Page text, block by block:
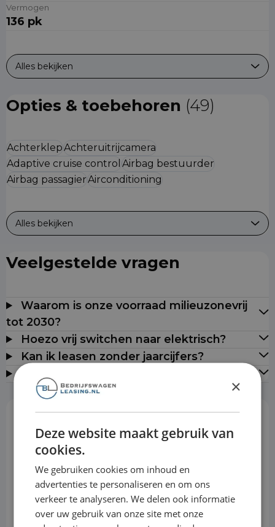
Vermogen
136 pk
Alles bekijken
Opties & toebehoren (49)
AchterklepAchteruitrijcamera
Adaptive cruise control Airbag bestuurder
Airbag passagierAirconditioning
Alles bekijken
Veelgestelde vragen
Waarom is onze voorraad milieuzonevrij
tot 2030?
Hoezo vrij switchen naar elektrisch?
Kan ik leasen zonder jaarcijfers?
Leveren jullie door heel Nederland?
Rekentool
Aanbetaling
Looptijd
×
Deze website maakt gebruik van
cookies.
We gebruiken cookies om inhoud en
advertenties te personaliseren en om ons
verkeer te analyseren. We delen ook informatie
over uw gebruik van onze site met onze